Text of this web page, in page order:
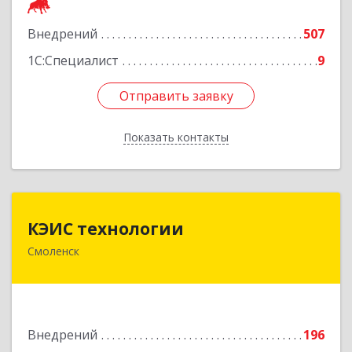
Внедрений
507
1С:Специалист
9
Отправить заявку
Показать контакты
Отправить заявку
Назад
КЭИС технологии
Смоленск
Внедрений
196